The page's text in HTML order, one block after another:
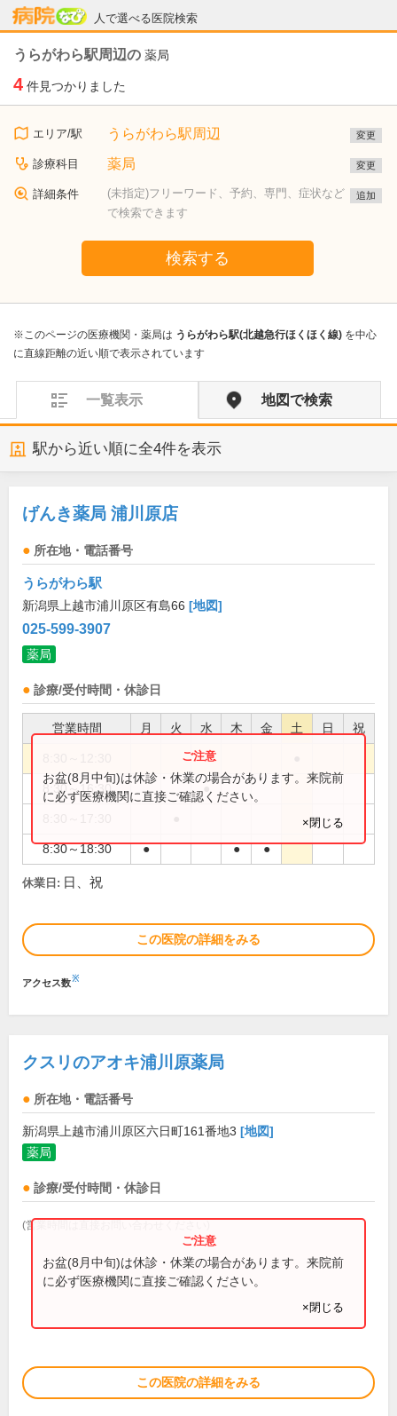
人で選べる医院検索
病院なび
うらがわら駅周辺の 薬局
4 件見つかりました
エリア/駅 うらがわら駅周辺 変更
診療科目 薬局 変更
詳細条件
(未指定)フリーワード、予約、専門、症状など
で検索できます
追加
検索する
※このページの医療機関・薬局は うらがわら駅(北越急行ほくほく線) を中心
に直線距離の近い順で表示されています
一覧表示 地図で検索
駅から近い順に全4件を表示
げんき薬局 浦川原店
所在地・電話番号
うらがわら駅
新潟県上越市浦川原区有島66 [地図]
025-599-3907
薬局
診療/受付時間・休診日
営業時間 月 火 水 木 金 土 日 祝
8:30～16:30 ●
8:30～18:30 ● ● ●
お盆(8月中旬)は休診・休業の場合があります。来院前
に必ず医療機関に直接ご確認ください。
×閉じる
休業日: 日、祝
この医院の詳細をみる
アクセス数※
クスリのアオキ浦川原薬局
所在地・電話番号
新潟県上越市浦川原区六日町161番地3 [地図]
薬局
診療/受付時間・休診日
(営業時間は直接お問い合わせください)
お盆(8月中旬)は休診・休業の場合があります。来院前
に必ず医療機関に直接ご確認ください。
×閉じる
この医院の詳細をみる